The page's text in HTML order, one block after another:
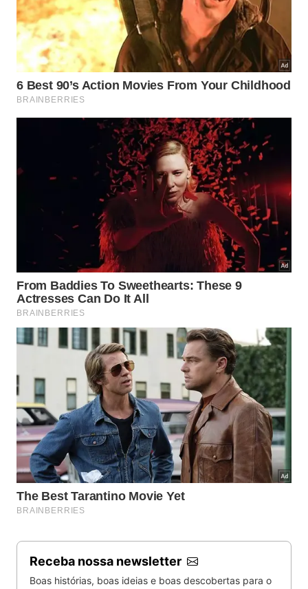
Nenhuma viagem a Wellington está completa sem uma
curta viagem no famoso bonde -Tourism New Zealand
O bonde da capital neozelandesa é um ícone: ele sai
de Lambton Quay e sobe até Kelburn, onde se pode
visitar o Cable Car Museum — o museu do bonde,
no Space Place do Carter Observatory. Com
mostras interativas, um planetário e telescópios
históricos, é uma viagem virtual às estrelas. Para
voltar à Terra, basta tomar o bonde de volta à
cidade e visitar o Jardim Botânico.
Santuário de Karori
Receba nossa newsletter
Boas histórias, boas ideias e boas descobertas para o